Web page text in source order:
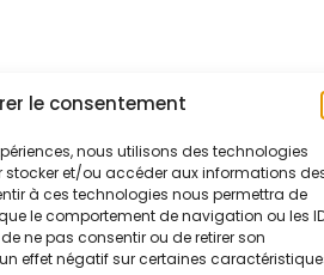
le consentement
nous utilisons des technologies
stocker et/ou accéder aux informations
à ces technologies nous permettra de
le comportement de navigation ou les
ne pas consentir ou de retirer son
effet négatif sur certaines